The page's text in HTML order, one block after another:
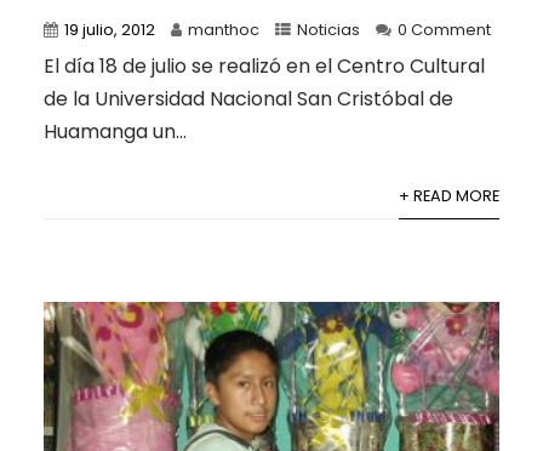
19 julio, 2012 manthoc Noticias 0 Comment
El día 18 de julio se realizó en el Centro Cultural
de la Universidad Nacional San Cristóbal de
Huamanga un...
+ READ MORE